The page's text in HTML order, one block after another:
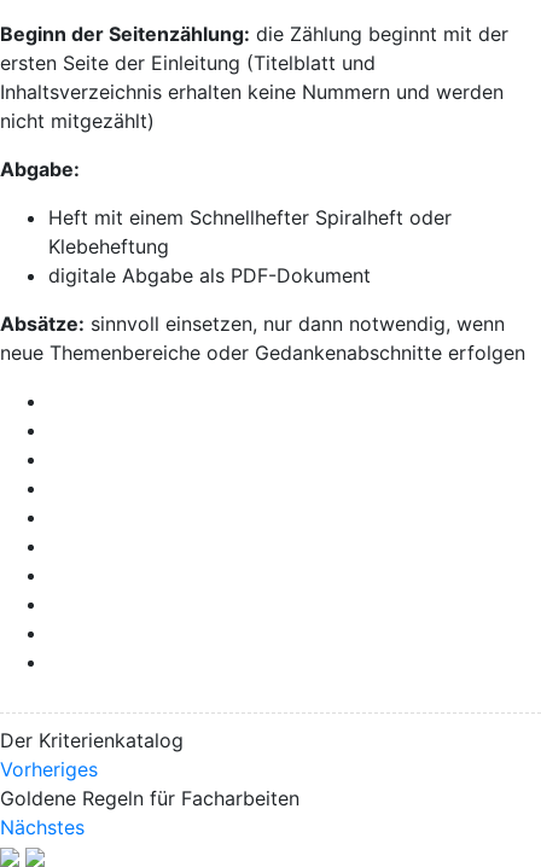
Beginn der Seitenzählung: die Zählung beginnt mit der
ersten Seite der Einleitung (Titelblatt und
Inhaltsverzeichnis erhalten keine Nummern und werden
nicht mitgezählt)
Abgabe:
Heft mit einem Schnellhefter Spiralheft oder
Klebeheftung
digitale Abgabe als PDF-Dokument
Absätze: sinnvoll einsetzen, nur dann notwendig, wenn
neue Themenbereiche oder Gedankenabschnitte erfolgen
Der Kriterienkatalog
Vorheriges
Goldene Regeln für Facharbeiten
Nächstes